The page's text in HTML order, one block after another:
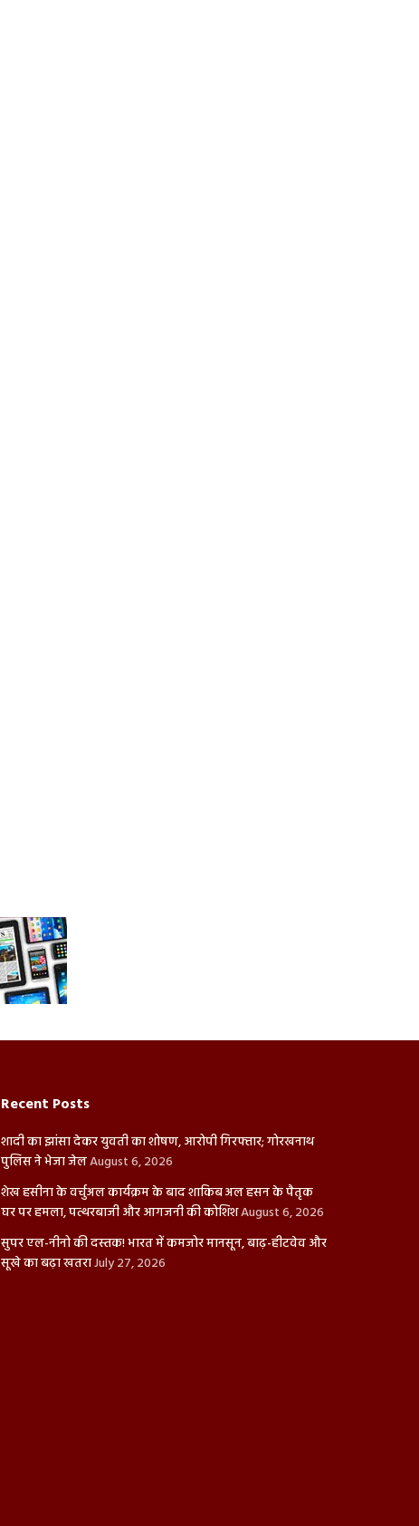
Recent Posts
शादी का झांसा देकर युवती का शोषण, आरोपी गिरफ्तार; गोरखनाथ
पुलिस ने भेजा जेलAugust 6, 2026
शेख हसीना के वर्चुअल कार्यक्रम के बाद शाकिब अल हसन के पैतृक
घर पर हमला, पत्थरबाजी और आगजनी की कोशिशAugust 6, 2026
सुपर एल-नीनो की दस्तक! भारत में कमजोर मानसून, बाढ़-हीटवेव और
सूखे का बढ़ा खतराJuly 27, 2026